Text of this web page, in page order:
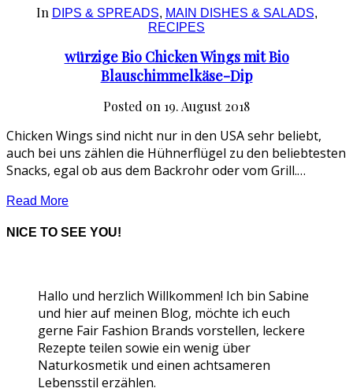
In DIPS & SPREADS, MAIN DISHES & SALADS,
RECIPES
würzige Bio Chicken Wings mit Bio
Blauschimmelkäse-Dip
Posted on 19. August 2018
Chicken Wings sind nicht nur in den USA sehr beliebt,
auch bei uns zählen die Hühnerflügel zu den beliebtesten
Snacks, egal ob aus dem Backrohr oder vom Grill.…
Read More
NICE TO SEE YOU!
Hallo und herzlich Willkommen! Ich bin Sabine
und hier auf meinen Blog, möchte ich euch
gerne Fair Fashion Brands vorstellen, leckere
Rezepte teilen sowie ein wenig über
Naturkosmetik und einen achtsameren
Lebensstil erzählen.